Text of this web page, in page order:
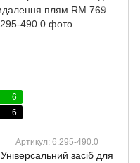
6
6
Артикул: 6.295-490.0
Універсальний засіб для